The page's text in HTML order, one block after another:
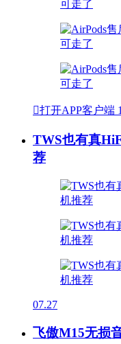
打开APP客户端
TWS也有真
荐
07.27
飞傲M15无损